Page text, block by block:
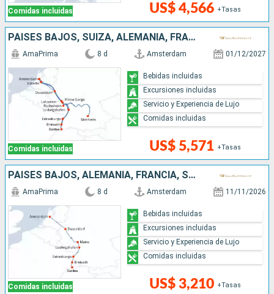
Comidas incluidas US$ 4,566 +Tasas
PAISES BAJOS, SUIZA, ALEMANIA, FRANCIA, REPÚBLICA DOMINICANA
Comidas incluidas
AmaPrima 8 d Amsterdam 01/12/2027
US$ 5,571 +Tasas
Bebidas incluidas
Excursiones incluidas
Servicio y Experiencia de Lujo
Comidas incluidas
PAISES BAJOS, ALEMANIA, FRANCIA, SUIZA
Comidas incluidas
AmaPrima 8 d Amsterdam 11/11/2026
US$ 3,210 +Tasas
Bebidas incluidas
Excursiones incluidas
Servicio y Experiencia de Lujo
Comidas incluidas